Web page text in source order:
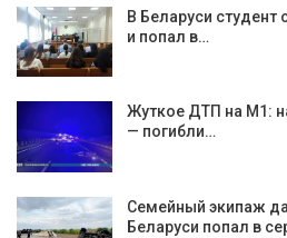
В Беларуси студент
и попал в…
Жуткое ДТП на М1:
— погибли…
Семейный экипаж
Беларуси попал в